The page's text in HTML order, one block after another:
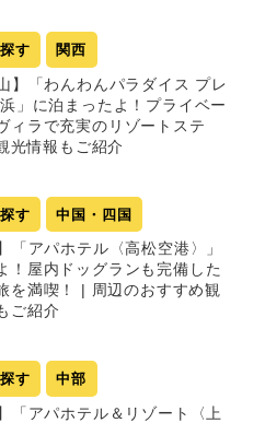
す 関西
】「わんわんパラダイス プレ
」に泊まったよ！プライベー
ィラで充実のリゾートステ
光情報もご紹介
す 中国・四国
「アパホテル〈高松空港〉」
！屋内ドッグランも完備した
を満喫！ | 周辺のおすすめ観
ご紹介
す 中部
「アパホテル＆リゾート〈上